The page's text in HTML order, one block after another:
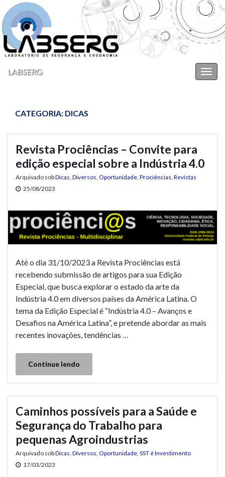
LABSERG
CATEGORIA: DICAS
Revista Prociências – Convite para
edição especial sobre a Indústria 4.0
Arquivado sobDicas, Diversos, Oportunidade, Prociências, Revistas
25/08/2023
Até o dia 31/10/2023 a Revista Prociências está
recebendo submissão de artigos para sua Edição
Especial, que busca explorar o estado da arte da
Indústria 4.0 em diversos países da América Latina. O
tema da Edição Especial é “Indústria 4.0 – Avanços e
Desafios na América Latina”, e pretende abordar as mais
recentes inovações, tendências …
Continue lendo
Caminhos possíveis para a Saúde e
Segurança do Trabalho para
pequenas Agroindustrias
Arquivado sobDicas, Diversos, Oportunidade, SST é Investimento
17/03/2023